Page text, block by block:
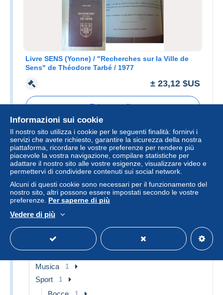
Livre SENS (Yonne) / "Recherches sur la Ville de
Sens" de Théodore Tarbé / 1977
± 23,12 $US
Faire une offre
Il reste 2 jours 3 heures
Pin's
9 oggetti trovati Vedi tutti gli oggetti
Tematica
Alimentazione 1
Associazioni
Musica 1
Sport 1
Informazioni sui cookie
Il nostro sito utilizza i cookie per le seguenti finalità: fornirvi i
servizi che avete richiesto, garantire la sicurezza della nostra
piattaforma, ricordare le vostre preferenze per rendere più
piacevole la vostra navigazione, compilare statistiche per
adattare il nostro sito alle vostre esigenze, visualizzare video e
permettervi di condividere contenuti sui social network.
Alcuni di questi cookie sono necessari per il funzionamento del
nostro sito, altri possono essere impostati secondo le vostre
preferenze. Per saperne di più
Vedere di più